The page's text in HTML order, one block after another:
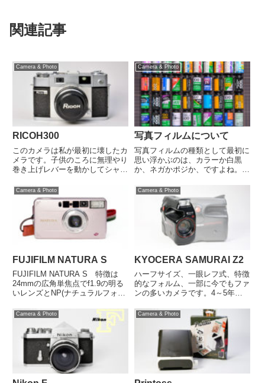
関連記事
Camera & Photo
RICOH300
このカメラは私が最初に壊したカ
メラです。子供のころに無理やり
巻き上げレバーを動かしてシャッ
覚えています。それから暫くして
何故かシャッターが切れる時期も
あったのですが、結局壊れてしま
いました。今回撮影に使用した
も...
Camera & Photo
写真フィルムについて
写真フィルムの種類として最初に
思い浮かぶのは、カラーか白黒
か、ネガかポジか、ですよね。現
ィルムの"写ルンです"を使うと
か、インスタグラムを見てとか趣
味の写真あるいは作品創りが主で
あると思います。それらはネガカ
Camera & Photo
FUJIFILM NATURA S
FUJIFILM NATURA S 特徴は
24mmの広角単焦点でf1.9の明る
いレンズとNP(ナチュラルフォト)
このカメラで初めて搭載されたと
Camera & Photo
KYOCERA SAMURAI Z2
ハーフサイズ、一眼レフ式、特徴
的なフォルム、一部に今でもファ
ンの多いカメラです。4～5年前
台ほど持っていましたが、全て譲
ったり処分したりで手元には1台
も残っていませんでした。なので
今回縁あって見つけた1台を再
Camera & Photo Camera & Photo